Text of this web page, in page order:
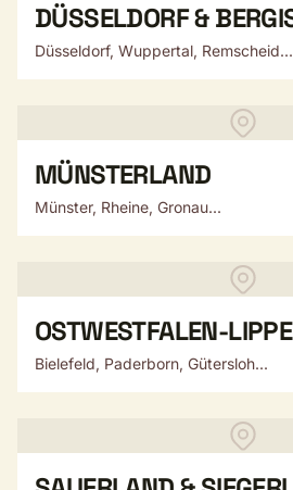
DÜSSELDORF &
Düsseldorf, Wuppertal, Remscheid...
MÜNSTERLAND
Münster, Rheine, Gronau...
OSTWESTFALEN-LIPPE
Bielefeld, Paderborn, Gütersloh...